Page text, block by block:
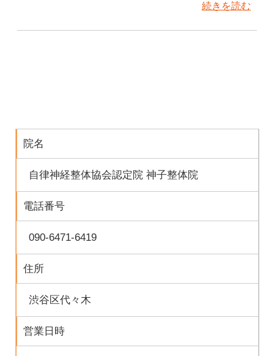
続きを読む
院名
自律神経整体協会認定院 神子整体院
電話番号
090-6471-6419
住所
渋谷区代々木
営業日時